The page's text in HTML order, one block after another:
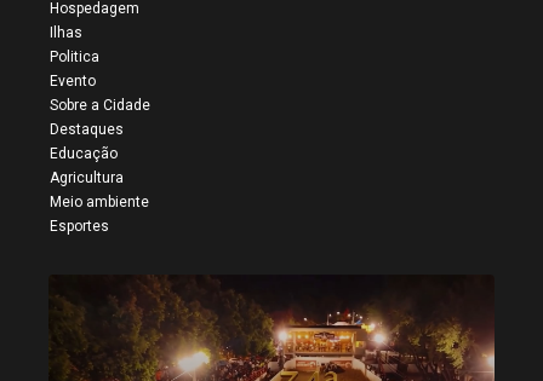
Hospedagem
Ilhas
Politica
Evento
Sobre a Cidade
Destaques
Educação
Agricultura
Meio ambiente
Esportes